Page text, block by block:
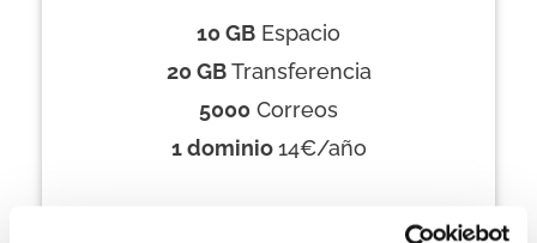
10 GB Espacio
20 GBTransferencia
5000 Correos
1 dominio14€/año